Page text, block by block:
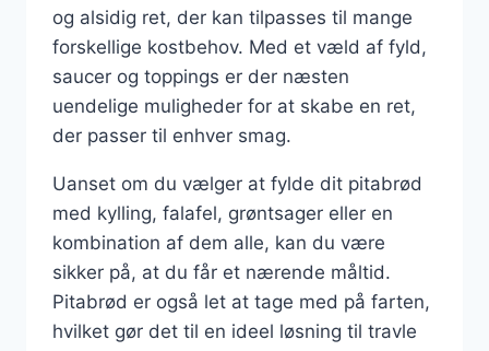
og alsidig ret, der kan tilpasses til mange
forskellige kostbehov. Med et væld af fyld,
saucer og toppings er der næsten
uendelige muligheder for at skabe en ret,
der passer til enhver smag.
Uanset om du vælger at fylde dit pitabrød
med kylling, falafel, grøntsager eller en
kombination af dem alle, kan du være
sikker på, at du får et nærende måltid.
Pitabrød er også let at tage med på farten,
hvilket gør det til en ideel løsning til travle